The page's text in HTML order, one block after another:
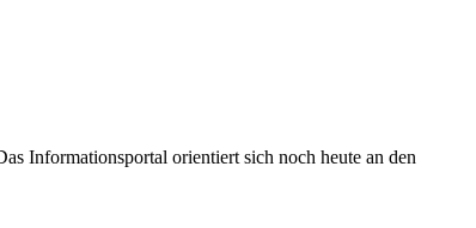
Informationsportal orientiert sich noch heute an den